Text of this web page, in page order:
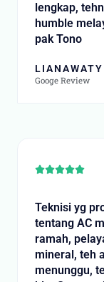
lengkap,
humble
pak Tono
LIANAWATY
Googe Review
Rated
of
Teknisi yg
tentang AC
ramah,
mineral, teh
menunggu,